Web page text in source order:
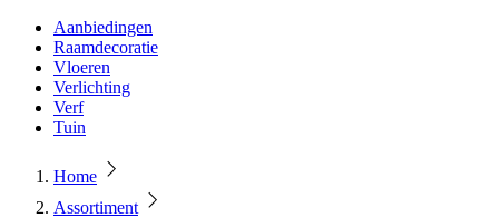
Aanbiedingen
Raamdecoratie
Vloeren
Verlichting
Verf
Tuin
Home
Assortiment